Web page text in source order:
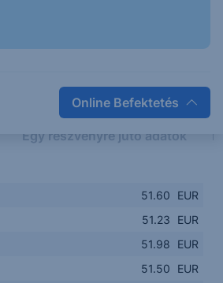
Online Befektetés
Egy részvényre jutó adatok
51.60
EUR
51.23
EUR
51.98
EUR
51.50
EUR